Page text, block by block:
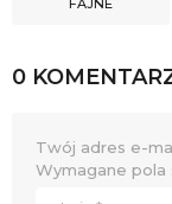
0
Twój adres e-
Wymagane pola